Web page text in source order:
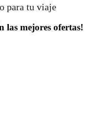
para tu viaje
las mejores ofertas!